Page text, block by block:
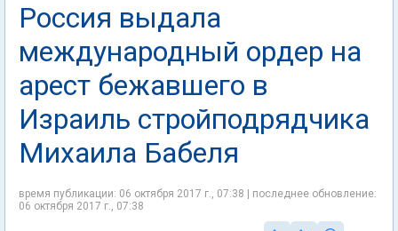
Россия выдала
международный ордер на
арест бежавшего в
Израиль стройподрядчика
Михаила Бабеля
время публикации: 06 октября 2017 г., 07:38 | последнее обновление:
06 октября 2017 г., 07:38